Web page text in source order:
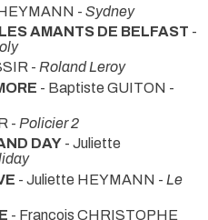
- Sydney
AMANTS DE BELFAST -
- Roland Leroy
- Baptiste GUITON -
- Policier 2
DAY - Juliette
- Juliette HEYMANN - Le
- François CHRISTOPHE